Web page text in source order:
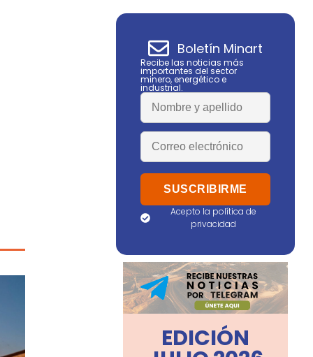
Boletín Minart
Recibe las noticias más
importantes del sector
minero, energético e
industrial.
Acepto la política de
privacidad
EDICIÓN